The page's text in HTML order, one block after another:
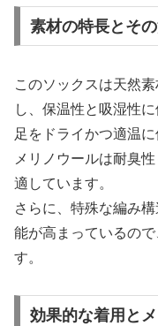
素材の特長とそ
このソックスは天然
し、保温性と吸湿性
足をドライかつ適温
メリノウールは耐臭
適しています。
さらに、特殊な編み
能が高まっているの
す。
効果的な着用と